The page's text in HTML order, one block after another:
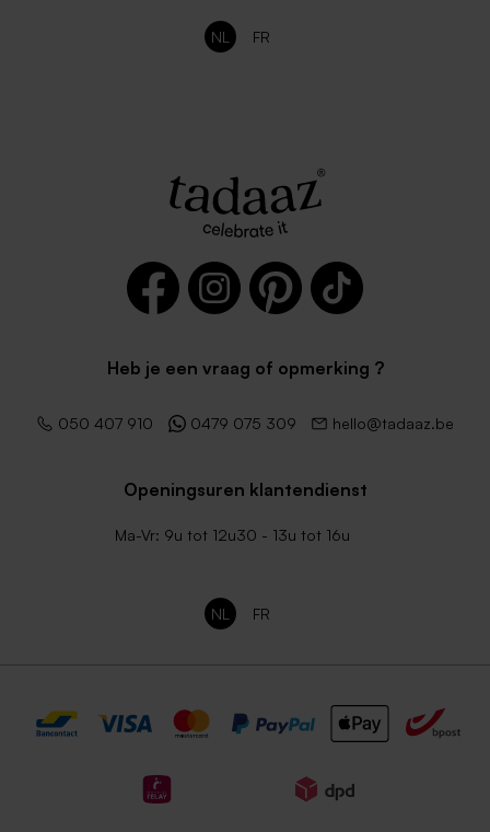
NL FR
Heb je een vraag of opmerking ?
050 407 910 0479 075 309 hello@tadaaz.be
Openingsuren klantendienst
Ma-Vr: 9u tot 12u30 - 13u tot 16u
NL FR